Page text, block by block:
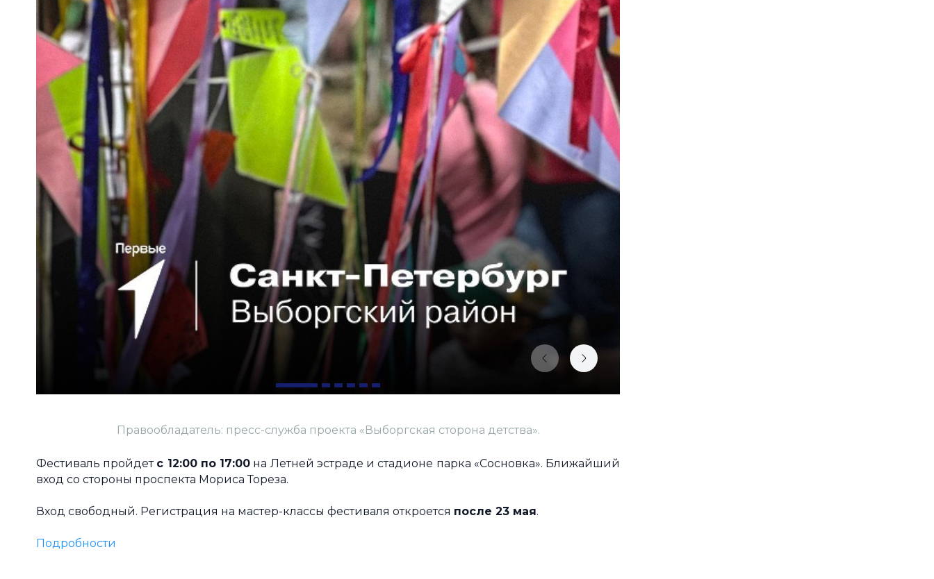
Правообладатель: пресс-служба проекта «Выборгская сторона детства».
Фестиваль пройдет с 12:00 по 17:00 на Летней эстраде и стадионе парка «Сосновка». Ближайший
вход со стороны проспекта Мориса Тореза.
Вход свободный. Регистрация на мастер-классы фестиваля откроется после 23 мая.
Подробности